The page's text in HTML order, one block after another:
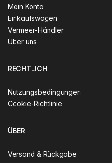
Mein Konto
Einkaufswagen
Vermeer-Händler
Über uns
RECHTLICH
Nutzungsbedingungen
Cookie-Richtlinie
ÜBER
Versand & Rückgabe